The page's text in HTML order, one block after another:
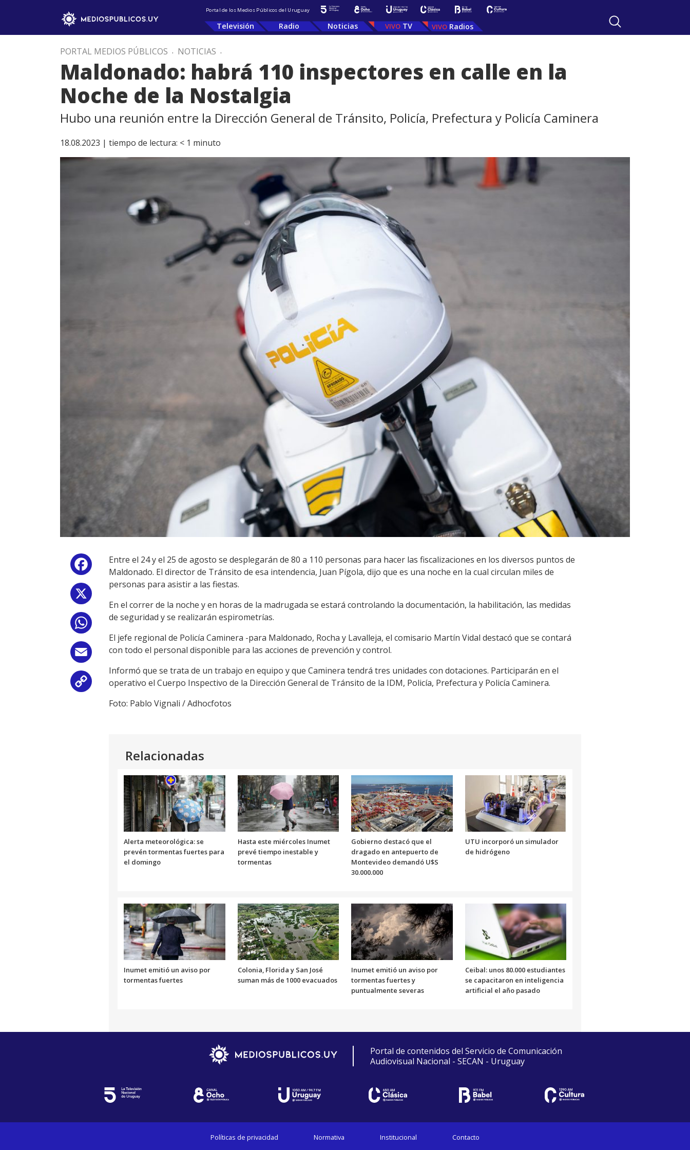
Portal de los Medios Públicos del Uruguay
Televisión Radio Noticias TV Radios
PORTAL MEDIOS PÚBLICOS . NOTICIAS .
Maldonado: habrá 110 inspectores en calle en la
Noche de la Nostalgia
Hubo una reunión entre la Dirección General de Tránsito, Policía, Prefectura y Policía Caminera
18.08.2023 | tiempo de lectura: < 1 minuto
Facebook
WhatsApp
Email
Copy
Link
Entre el 24 y el 25 de agosto se desplegarán de 80 a 110 personas para hacer las fiscalizaciones en los diversos puntos de
Maldonado. El director de Tránsito de esa intendencia, Juan Pígola, dijo que es una noche en la cual circulan miles de
personas para asistir a las fiestas.
En el correr de la noche y en horas de la madrugada se estará controlando la documentación, la habilitación, las medidas
de seguridad y se realizarán espirometrías.
El jefe regional de Policía Caminera -para Maldonado, Rocha y Lavalleja, el comisario Martín Vidal destacó que se contará
con todo el personal disponible para las acciones de prevención y control.
Informó que se trata de un trabajo en equipo y que Caminera tendrá tres unidades con dotaciones. Participarán en el
operativo el Cuerpo Inspectivo de la Dirección General de Tránsito de la IDM, Policía, Prefectura y Policía Caminera.
Foto: Pablo Vignali / Adhocfotos
Relacionadas
Alerta meteorológica: se
prevén tormentas fuertes para
el domingo
Hasta este miércoles Inumet
prevé tiempo inestable y
tormentas
Gobierno destacó que el
dragado en antepuerto de
Montevideo demandó U$S
30.000.000
UTU incorporó un simulador
de hidrógeno
Inumet emitió un aviso por
tormentas fuertes
Colonia, Florida y San José
suman más de 1000 evacuados
Inumet emitió un aviso por
tormentas fuertes y
puntualmente severas
Ceibal: unos 80.000 estudiantes
se capacitaron en inteligencia
artificial el año pasado
Portal de contenidos del Servicio de Comunicación
Audiovisual Nacional - SECAN - Uruguay
Políticas de privacidad Normativa Institucional Contacto